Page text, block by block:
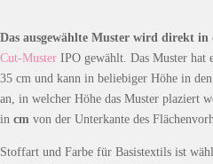
Das ausgewählte Muster wird direkt in
Cut-Muster IPO gewählt. Das Muster hat
35 cm und kann in beliebiger Höhe in
an, in welcher Höhe das Muster plaziert
in cm von der Unterkante des
Stoffart und Farbe für Basistextils ist